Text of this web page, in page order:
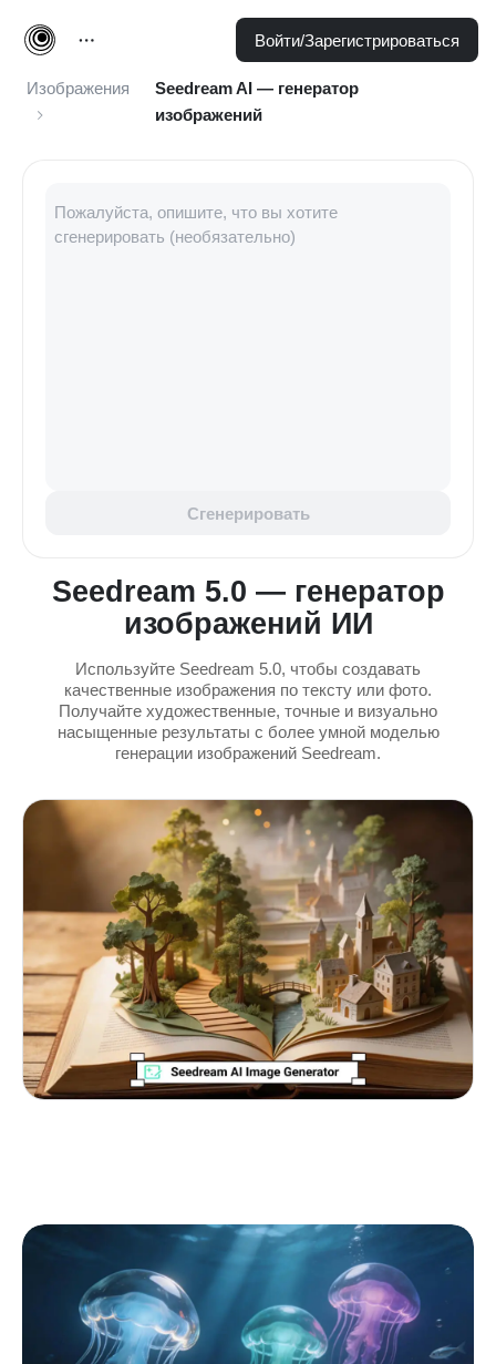
Войти/Зарегистрироваться
Изображения
Seedream AI — генератор
изображений
Seedream 5.0 — генератор
изображений ИИ
Используйте Seedream 5.0, чтобы создавать
качественные изображения по тексту или фото.
Получайте художественные, точные и визуально
насыщенные результаты с более умной моделью
генерации изображений Seedream.
Сгенерировать